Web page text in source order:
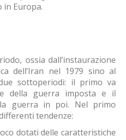
in Europa.
ossia dall’instaurazione
dell’Iran nel 1979 sino al
sottoperiodi: il primo va
della guerra imposta e il
guerra in poi. Nel primo
tendenze:
dotati delle caratteristiche